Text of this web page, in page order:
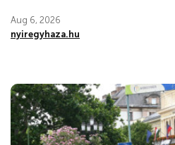
Aug 6, 2026
nyiregyhaza.hu